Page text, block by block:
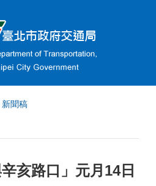
新聞稿
亥路口」元月14日